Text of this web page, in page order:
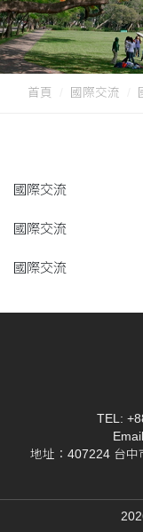
首頁 國際交流
國際交流
國際交流
國際交流
TEL:
地址：407224 台中